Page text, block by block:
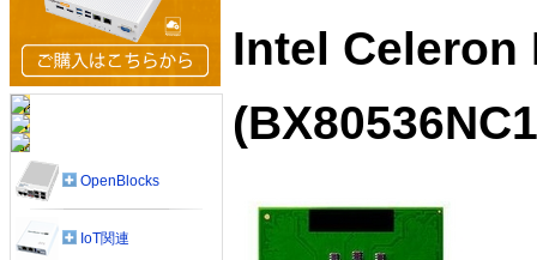
Intel Celeron
OpenBlocks
IoT関連